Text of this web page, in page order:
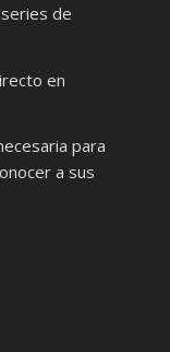
de
en
para
a sus